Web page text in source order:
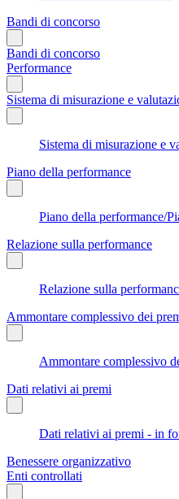
Bandi di concorso
Bandi di concorso
Performance
Sistema di misurazione e
Sistema di misurazione e
Piano della performance
Piano della performance/
Relazione sulla performance
Relazione sulla
Ammontare complessivo dei
Ammontare complessivo
Dati relativi ai premi
Dati relativi ai premi - in
Benessere organizzativo
Enti controllati